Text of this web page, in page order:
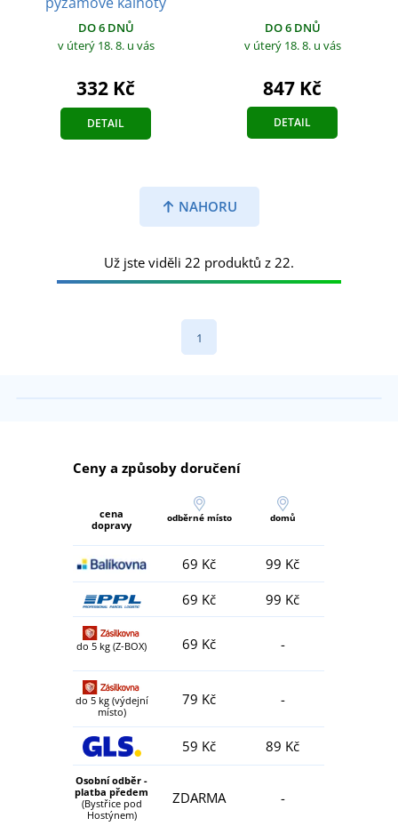
DO 6 DNŮ
v úterý 18. 8. u vás
332 Kč
DETAIL
DO 6 DNŮ
v úterý 18. 8. u vás
847 Kč
DETAIL
NAHORU
Už jste viděli 22 produktů z 22.
1
Ceny a způsoby doručení
cena
dopravy
odběrné místo domů
69 Kč
99 Kč
69 Kč
99 Kč
do 5 kg (Z-BOX) 69 Kč -
do 5 kg (výdejní
místo)
79 Kč -
59 Kč 89 Kč
Osobní odběr -
platba předem
(Bystřice pod
Hostýnem)
ZDARMA -